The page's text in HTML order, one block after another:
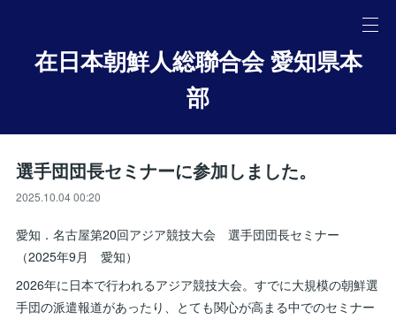
在日本朝鮮人総聯合会 愛知県本
部
選手団団長セミナーに参加しました。
2025.10.04 00:20
愛知．名古屋第20回アジア競技大会 選手団団長セミナー
（2025年9月 愛知）
2026年に日本で行われるアジア競技大会。すでに大規模の朝鮮選
手団の派遣報道があったり、とても関心が高まる中でのセミナー